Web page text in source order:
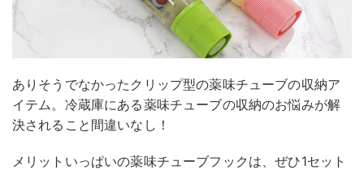
ありそうでなかったクリップ型の薬味チューブの収納ア
イテム。冷蔵庫にある薬味チューブの収納のお悩みが解
決されること間違いなし！
メリットいっぱいの薬味チューブフックは、ぜひ1セット